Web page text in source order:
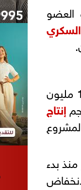
العضو
و سجلت المبيعات خلال الربع الأول من العام الجاري حوالي 186.5 مليون
إنتاج
بالمشروع
4.5 مليار دولار منذ بدء